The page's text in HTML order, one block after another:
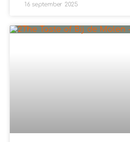
16 september 2025